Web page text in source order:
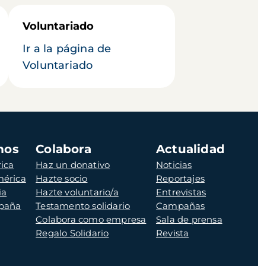
Voluntariado
Ir a la página de
Voluntariado
Colabora
Haz un donativo
Hazte socio
Hazte voluntario/a
Testamento solidario
Colabora como empresa
Regalo Solidario
Actualidad
Noticias
Reportajes
Entrevistas
Campañas
Sala de prensa
Revista